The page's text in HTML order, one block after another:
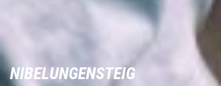
NIBELUNGENSTEIG